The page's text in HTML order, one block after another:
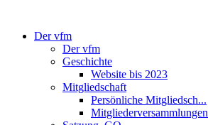
Der vfm
Der vfm
Geschichte
Website bis 2023
Mitgliedschaft
Persönliche Mitgliedsch...
Mitgliederversammlungen